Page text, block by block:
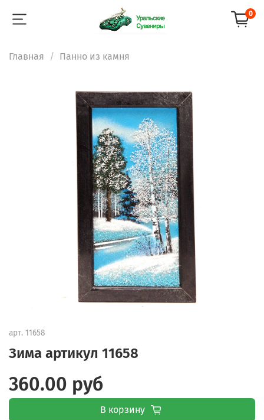
0
Главная Панно из камня
арт. 11658
Зима артикул 11658
360.00 руб
В корзину